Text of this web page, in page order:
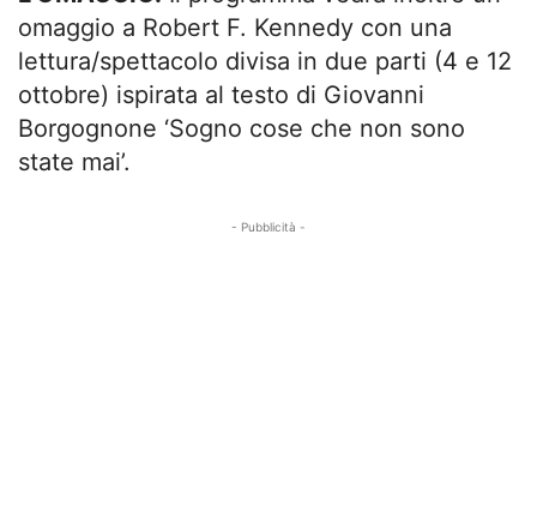
omaggio a Robert F. Kennedy con una
lettura/spettacolo divisa in due parti (4 e 12
ottobre) ispirata al testo di Giovanni
Borgognone ‘Sogno cose che non sono
state mai’.
- Pubblicità -